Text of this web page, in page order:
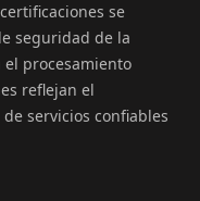
se
seguridad de la
el procesamiento
reflejan el
servicios confiables